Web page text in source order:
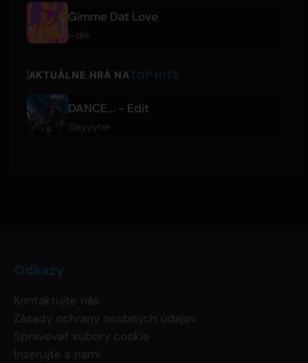
Gimme Dat Love
i-dle
AKTUÁLNE HRÁ NATOP HITS
DANCE... - Edit
Slayyyter
Odkazy
Kontaktujte nás
Zásady ochrany osobných údajov
Spravovať súbory cookie
Inzerujte s nami